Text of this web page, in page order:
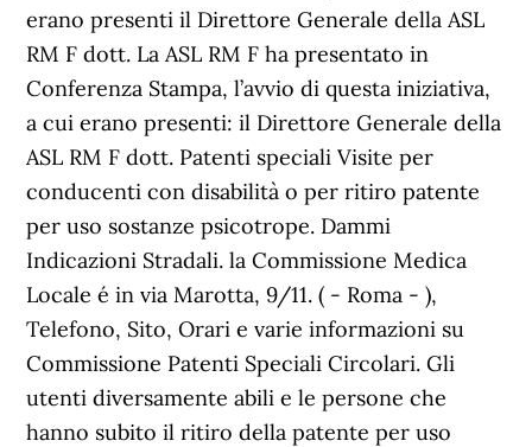
erano presenti il Direttore Generale della ASL
RM F dott. La ASL RM F ha presentato in
Conferenza Stampa, l’avvio di questa iniziativa,
a cui erano presenti: il Direttore Generale della
ASL RM F dott. Patenti speciali Visite per
conducenti con disabilità o per ritiro patente
per uso sostanze psicotrope. Dammi
Indicazioni Stradali. la Commissione Medica
Locale é in via Marotta, 9/11. ( - Roma - ),
Telefono, Sito, Orari e varie informazioni su
Commissione Patenti Speciali Circolari. Gli
utenti diversamente abili e le persone che
hanno subito il ritiro della patente per uso